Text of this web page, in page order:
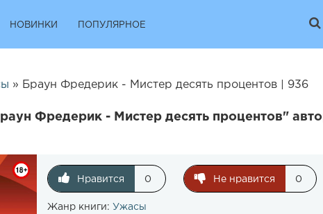
НОВИНКИ ПОПУЛЯРНОЕ
» Браун Фредерик - Мистер десять процентов | 936
Фредерик - Мистер десять процентов"
Нравится 0 Не нравится 0
Жанр книги: Ужасы